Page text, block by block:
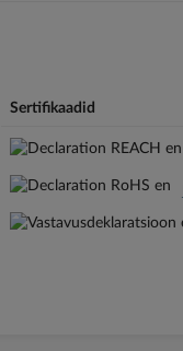
Sertifikaadid